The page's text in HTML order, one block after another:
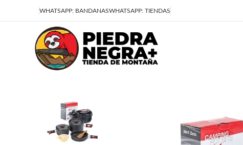
WHATSAPP: BANDANASWHATSAPP: TIENDAS
Deja que la montaña sea parte de tu vida